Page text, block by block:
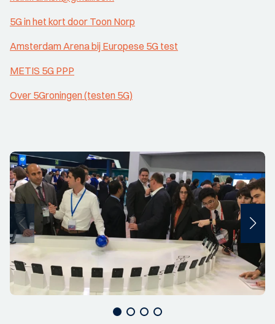
5G in het kort door Toon Norp
Amsterdam Arena bij Europese 5G test
METIS 5G PPP
Over 5Groningen (testen 5G)